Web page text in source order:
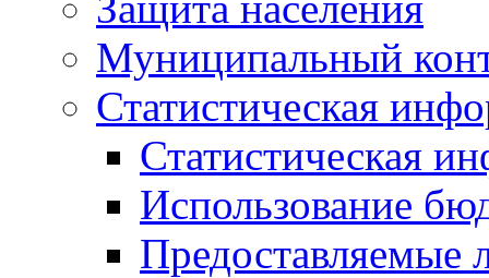
Муниципальный
Статистическая
Статистическая
Использование
Предоставляемые